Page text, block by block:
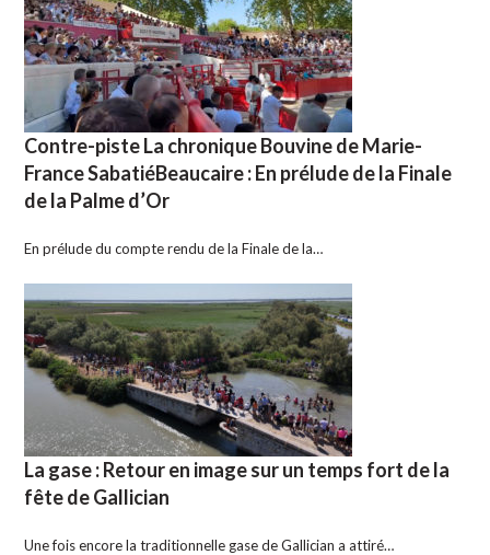
Contre-piste La chronique Bouvine de Marie-
France SabatiéBeaucaire : En prélude de la Finale
de la Palme d’Or
En prélude du compte rendu de la Finale de la…
La gase : Retour en image sur un temps fort de la
fête de Gallician
Une fois encore la traditionnelle gase de Gallician a attiré…